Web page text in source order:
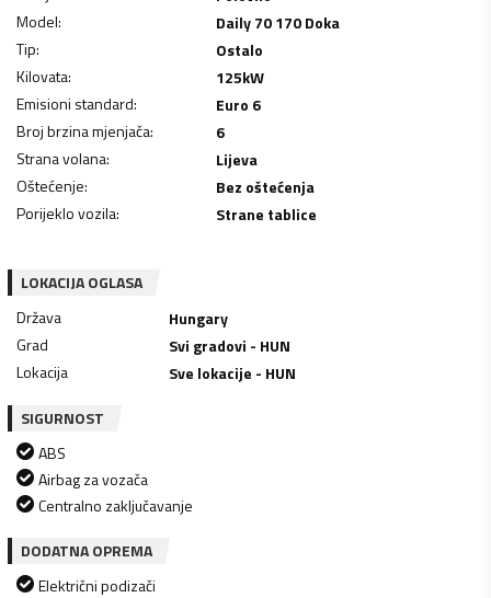
Model:
Daily 70 170 Doka
Tip:
Ostalo
Kilovata: 125kW
Emisioni standard:
Euro 6
Broj brzina mjenjača:
6
Strana volana:
Lijeva
Oštećenje:
Bez oštećenja
Porijeklo vozila: Strane tablice
LOKACIJA OGLASA
Država
Hungary
Grad
Svi gradovi - HUN
Lokacija
Sve lokacije - HUN
SIGURNOST
ABS
Airbag za vozača
Centralno zaključavanje
DODATNA OPREMA
Električni podizači